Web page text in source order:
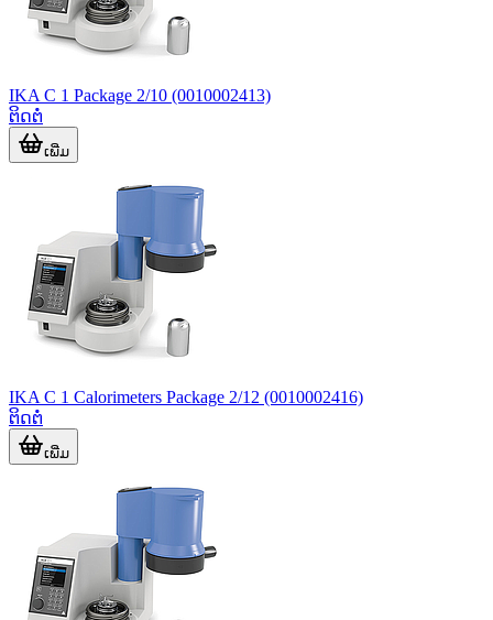
IKA C 1 Package 2/10 (0010002413)
ຕິດຕໍ່
ເພີ່ມ
IKA C 1 Calorimeters Package 2/12 (0010002416)
ຕິດຕໍ່
ເພີ່ມ